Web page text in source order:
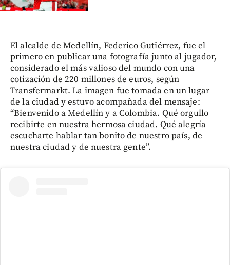
El alcalde de Medellín, Federico Gutiérrez, fue el
primero en publicar una fotografía junto al jugador,
considerado el más valioso del mundo con una
cotización de 220 millones de euros, según
Transfermarkt. La imagen fue tomada en un lugar
de la ciudad y estuvo acompañada del mensaje:
“Bienvenido a Medellín y a Colombia. Qué orgullo
recibirte en nuestra hermosa ciudad. Qué alegría
escucharte hablar tan bonito de nuestro país, de
nuestra ciudad y de nuestra gente”.